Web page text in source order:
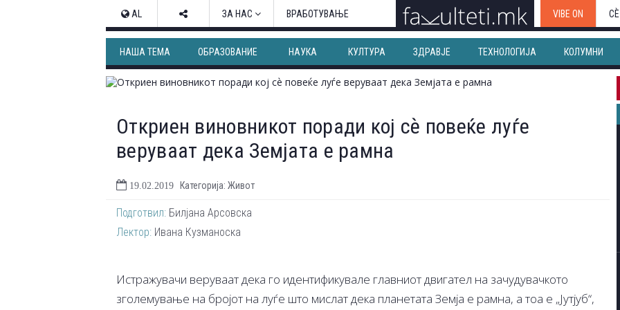
AL ЗА НАС ВРАБОТУВАЊЕ VIBE ON
НАША ТЕМА ОБРАЗОВАНИЕ НАУКА КУЛТУРА ЗДРАВЈЕ ТЕХНОЛОГИЈА КОЛУМНИ
Откриен виновникот поради кој сѐ повеќе луѓе
веруваат дека Земјата е рамна
19.02.2019 Категорија: Живот
Подготвил: Билјана Арсовска
Лектор: Ивана Кузманоска
Истражувачи веруваат дека го идентификувале главниот двигател на зачудувачкото
зголемување на бројот на луѓе што мислат дека планетата Земја е рамна, а тоа е „Јутјуб“,